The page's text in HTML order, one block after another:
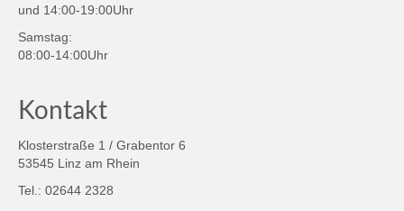
und 14:00-19:00Uhr
Samstag:
08:00-14:00Uhr
Kontakt
Klosterstraße 1 / Grabentor 6
53545 Linz am Rhein
Tel.: 02644 2328